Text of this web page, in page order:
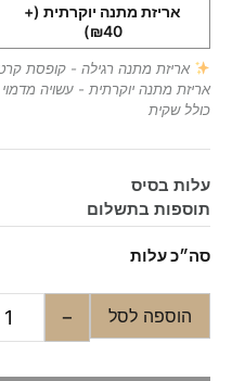
אריזת מתנה יוקרתית (+
₪40)
אריזת מתנה רגילה - קופסת
אריזת מתנה יוקרתית - עשויה
כולל שקית
עלות בסיס
תוספות בתשלום
סה״כ עלות
− הוספה לסל